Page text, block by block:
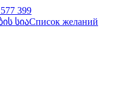
399
სიაСписок желаний